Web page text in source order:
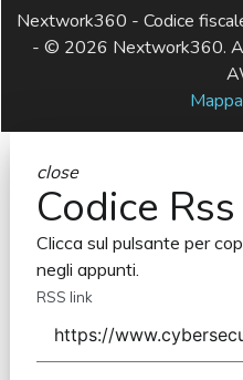
Nextwork360 - Codice
- © 2026 Nextwork360.
close
Codice Rss
Clicca sul pulsante per
negli appunti.
RSS link